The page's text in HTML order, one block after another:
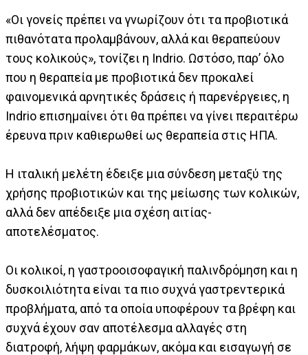
«Οι γονείς πρέπει να γνωρίζουν ότι τα προβιοτικά
πιθανότατα προλαμβάνουν, αλλά και θεραπεύουν
τους κολικούς», τονίζει η Indrio. Ωστόσο, παρ’ όλο
που η θεραπεία με προβιοτικά δεν προκαλεί
φαινομενικά αρνητικές δράσεις ή παρενέργειες, η
Indrio επισημαίνει ότι θα πρέπει να γίνει περαιτέρω
έρευνα πριν καθιερωθεί ως θεραπεία στις ΗΠΑ.
Η ιταλική μελέτη έδειξε μια σύνδεση μεταξύ της
χρήσης προβιοτικών και της μείωσης των κολικών,
αλλά δεν απέδειξε μια σχέση αιτίας-
αποτελέσματος.
Οι κολικοί, η γαστροοισοφαγική παλινδρόμηση και η
δυσκοιλιότητα είναι τα πιο συχνά γαστρεντερικά
προβλήματα, από τα οποία υποφέρουν τα βρέφη και
συχνά έχουν σαν αποτέλεσμα αλλαγές στη
διατροφή, λήψη φαρμάκων, ακόμα και εισαγωγή σε